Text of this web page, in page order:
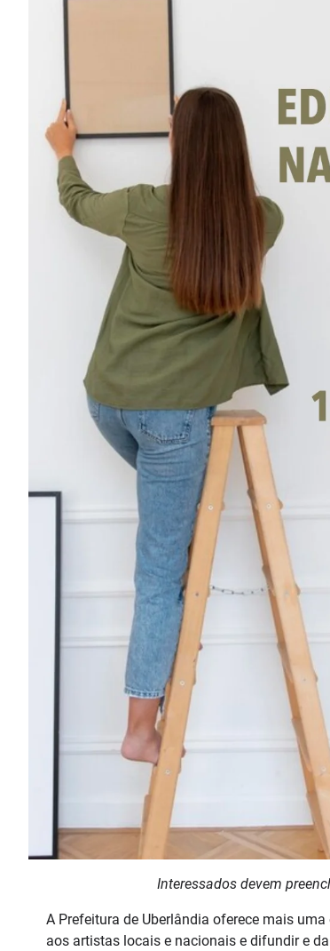
Interessados devem
A Prefeitura de Uberlândia oferece mais
aos artistas locais e nacionais e difundir e